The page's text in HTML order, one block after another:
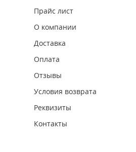
Прайс лист
О компании
Доставка
Оплата
Отзывы
Условия возврата
Реквизиты
Контакты